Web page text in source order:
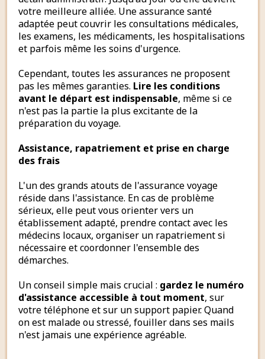
votre meilleure alliée. Une assurance santé
adaptée peut couvrir les consultations médicales,
les examens, les médicaments, les hospitalisations
et parfois même les soins d'urgence.
Cependant, toutes les assurances ne proposent
pas les mêmes garanties. Lire les conditions
avant le départ est indispensable, même si ce
n'est pas la partie la plus excitante de la
préparation du voyage.
Assistance, rapatriement et prise en charge
des frais
L'un des grands atouts de l'assurance voyage
réside dans l'assistance. En cas de problème
sérieux, elle peut vous orienter vers un
établissement adapté, prendre contact avec les
médecins locaux, organiser un rapatriement si
nécessaire et coordonner l'ensemble des
démarches.
Un conseil simple mais crucial : gardez le numéro
d'assistance accessible à tout moment, sur
votre téléphone et sur un support papier. Quand
on est malade ou stressé, fouiller dans ses mails
n'est jamais une expérience agréable.